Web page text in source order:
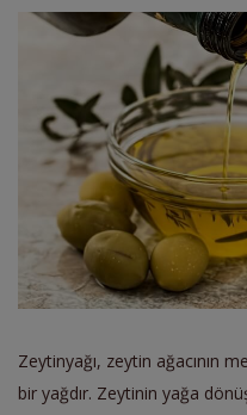
Zeytinyağı, zeytin ağacının
bir yağdır. Zeytinin yağa